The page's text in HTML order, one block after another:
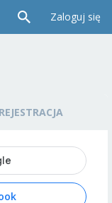
Zaloguj się
REJESTRACJA